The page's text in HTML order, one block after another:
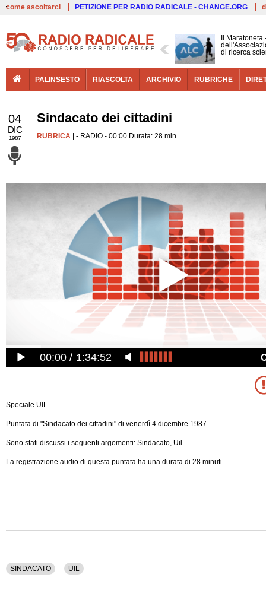
come ascoltarci PETIZIONE PER RADIO RADICALE - CHANGE.ORG
Il
di ricerca
PALINSESTO RIASCOLTA ARCHIVIO RUBRICHE
04
DIC
1987
Sindacato dei cittadini
RUBRICA | - RADIO - 00:00 Durata: 28 min
00:00 1:34:52
Speciale UIL.
Puntata di "Sindacato dei cittadini" di venerdì 4 dicembre 1987 .
Sono stati discussi i seguenti argomenti: Sindacato, Uil.
La registrazione audio di questa puntata ha una durata di 28 minuti.
SINDACATO UIL